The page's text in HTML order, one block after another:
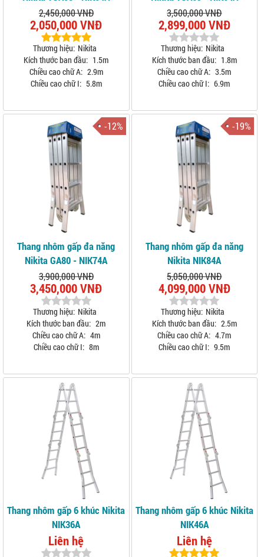
2,450,000 VNĐ
2,050,000 VNĐ
Thương hiệu: Nikita
Kích thước ban đầu: 1.5m
Chiều cao chữ A: 2.9m
Chiều cao chữ I: 5.8m
3,500,000 VNĐ
2,899,000 VNĐ
Thương hiệu: Nikita
Kích thước ban đầu: 1.8m
Chiều cao chữ A: 3.5m
Chiều cao chữ I: 6.9m
-12%
Thang nhôm gấp đa năng
Nikita GA80 - NIK74A
3,900,000 VNĐ
3,450,000 VNĐ
Thương hiệu: Nikita
Kích thước ban đầu: 2m
Chiều cao chữ A: 4m
Chiều cao chữ I: 8m
-19%
Thang nhôm gấp đa năng
Nikita NIK84A
5,050,000 VNĐ
4,099,000 VNĐ
Thương hiệu: Nikita
Kích thước ban đầu: 2.5m
Chiều cao chữ A: 4.7m
Chiều cao chữ I: 9.5m
Thang nhôm gấp 6 khúc Nikita
NIK36A
Liên hệ
Thang nhôm gấp 6 khúc Nikita
NIK46A
Liên hệ